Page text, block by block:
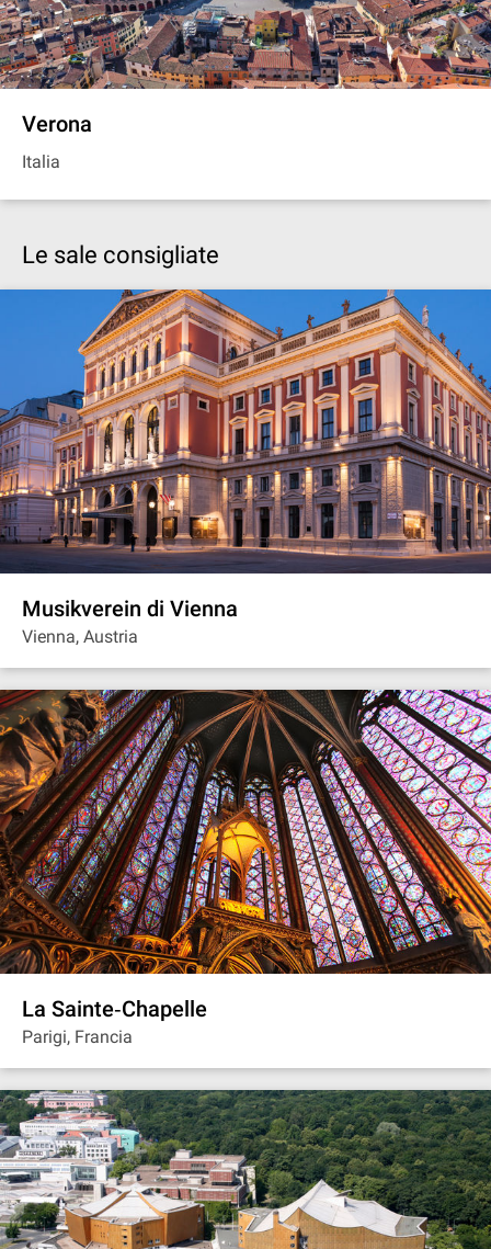
Verona
Italia
Le sale consigliate
Musikverein di Vienna
Vienna, Austria
La Sainte‐Chapelle
Parigi, Francia